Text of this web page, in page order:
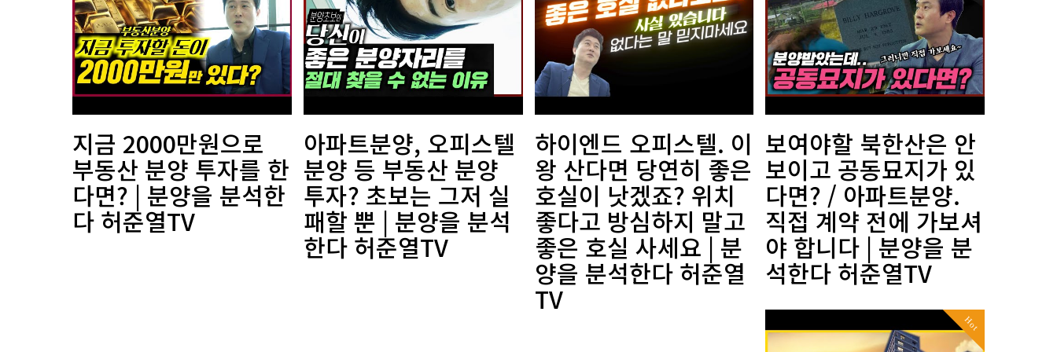
지금 2000만원으로
부동산 분양 투자를 한
다면? | 분양을 분석한
다 허준열TV
아파트분양, 오피스텔
분양 등 부동산 분양
투자? 초보는 그저 실
패할 뿐 | 분양을 분석
한다 허준열TV
하이엔드 오피스텔. 이
왕 산다면 당연히 좋은
호실이 낫겠죠? 위치
좋다고 방심하지 말고
좋은 호실 사세요 | 분
양을 분석한다 허준열
TV
보여야할 북한산은 안
보이고 공동묘지가 있
다면? / 아파트분양.
직접 계약 전에 가보셔
야 합니다 | 분양을 분
석한다 허준열TV
Hot